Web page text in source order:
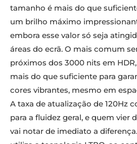
tamanho é mais do que
um brilho máximo
embora esse valor só seja
áreas do ecrã. O mais comum
próximos dos 3000 nits em
mais do que suficiente para
cores vibrantes, mesmo em
A taxa de atualização de 120Hz
para a fluidez geral, e quem vier
vai notar de imediato a